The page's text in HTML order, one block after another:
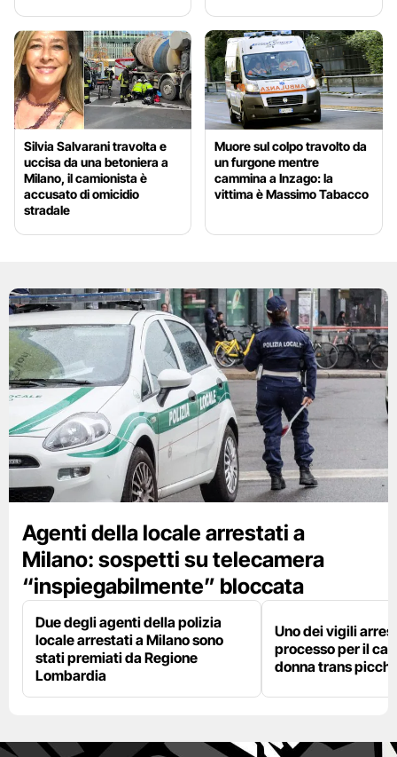
Silvia Salvarani travolta e
uccisa da una betoniera a
Milano, il camionista è
accusato di omicidio
stradale
Muore sul colpo travolto da
un furgone mentre
cammina a Inzago: la
vittima è Massimo Tabacco
Agenti della locale arrestati a
Milano: sospetti su telecamera
“inspiegabilmente” bloccata
Due degli agenti della polizia
locale arrestati a Milano sono
stati premiati da Regione
Lombardia
Uno dei vigili
processo per il
donna trans